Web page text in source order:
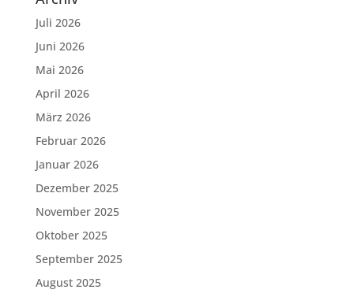
Juli 2026
Juni 2026
Mai 2026
April 2026
März 2026
Februar 2026
Januar 2026
Dezember 2025
November 2025
Oktober 2025
September 2025
August 2025